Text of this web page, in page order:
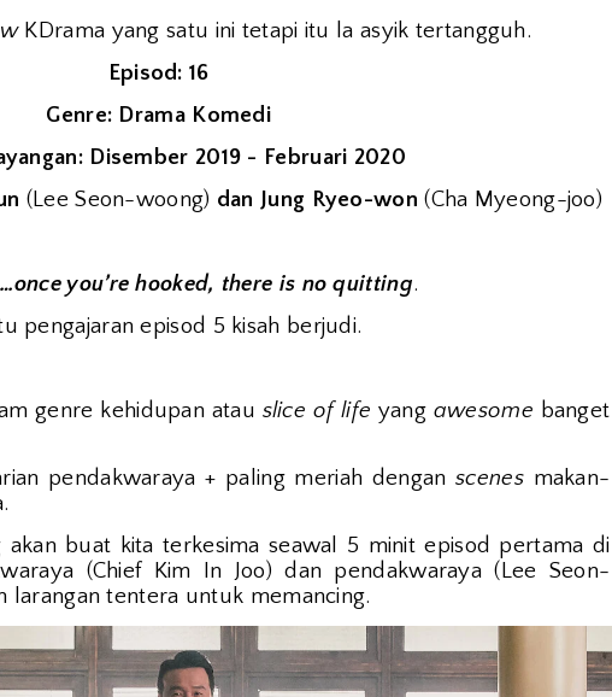
KDrama yang satu ini tetapi itu la asyik tertangguh.
Episod: 16
Genre: Drama Komedi
Disember 2019 - Februari 2020
(Lee Seon-woong) dan Jung Ryeo-won(Cha Myeong-joo)
you’re hooked, there is no quitting.
pengajaran episod 5 kisah berjudi.
genre kehidupan atau slice of life yang awesome banget
pendakwaraya + paling meriah denganscenesmakan-
akan buat kita terkesima seawal 5 minit episod pertama di
(Chief Kim In Joo) dan pendakwaraya (Lee Seon-
larangan tentera untuk memancing.